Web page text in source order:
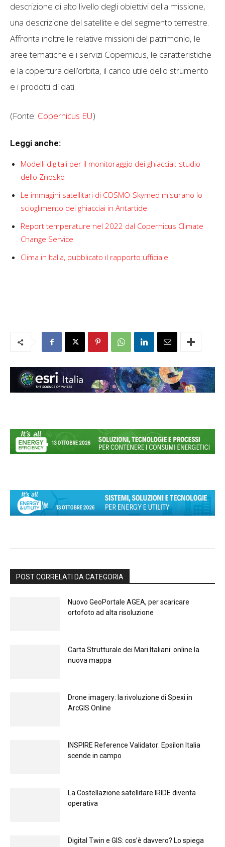
descrizione di alto livello degli obiettivi della missione,
una descrizione del satellite e del segmento terrestre.
Affronta inoltre le relative missioni del patrimonio, le
aree tematiche e i servizi Copernicus, le caratteristiche
e la copertura dell’orbita, il carico utile dello strumento
e i prodotti di dati.
(Fonte: Copernicus EU)
Leggi anche:
Modelli digitali per il monitoraggio dei ghiacciai: studio
dello Znosko
Le immagini satellitari di COSMO-Skymed misurano lo
scioglimento dei ghiacciai in Antartide
Report temperature nel 2022 dal Copernicus Climate
Change Service
Clima in Italia, pubblicato il rapporto ufficiale
POST CORRELATI DA CATEGORIA
Nuovo GeoPortale AGEA, per scaricare
ortofoto ad alta risoluzione
Carta Strutturale dei Mari Italiani: online la
nuova mappa
Drone imagery: la rivoluzione di Spexi in
ArcGIS Online
INSPIRE Reference Validator: Epsilon Italia
scende in campo
La Costellazione satellitare IRIDE diventa
operativa
Digital Twin e GIS: cos’è davvero? Lo spiega